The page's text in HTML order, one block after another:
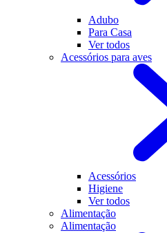
Adubo
Para Casa
Ver todos
Acessórios para aves
Acessórios
Higiene
Ver todos
Alimentação
Alimentação